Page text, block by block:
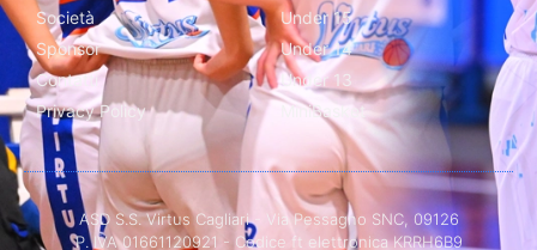
Società
Sponsor
Contatti
Privacy Policy
Under 15
Under 14
Under 13
MiniBasket
ASD S.S. Virtus Cagliari - Via Pessagno SNC, 09126
P. IVA 01661120921 - Codice ft elettronica KRRH6B9